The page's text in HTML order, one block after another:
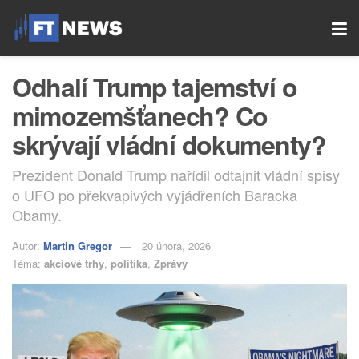
Odhalí Trump tajemství o
mimozemšťanech? Co
skrývají vládní dokumenty?
Prezident Donald Trump nařídil odtajnit vládní spisy
o UFO po překvapivých vyjádřeních Baracka
Obamy.
Autor: Martin Gregor
20 února, 2026
Téma: akciové trhy, politika, Zprávy